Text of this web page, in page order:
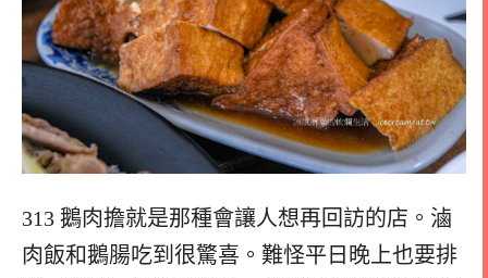
313 鵝肉擔就是那種會讓人想再回訪的店。滷
肉飯和鵝腸吃到很驚喜。難怪平日晚上也要排